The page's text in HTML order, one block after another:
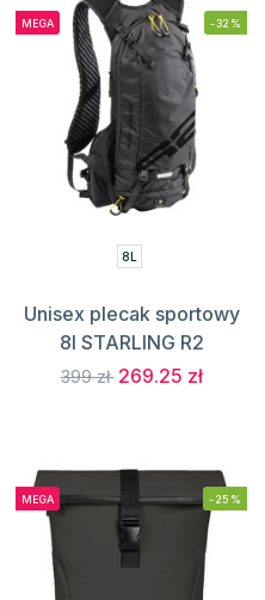
MEGA -32%
8L
Unisex plecak sportowy
8l STARLING R2
399 zł 269.25 zł
MEGA -25%